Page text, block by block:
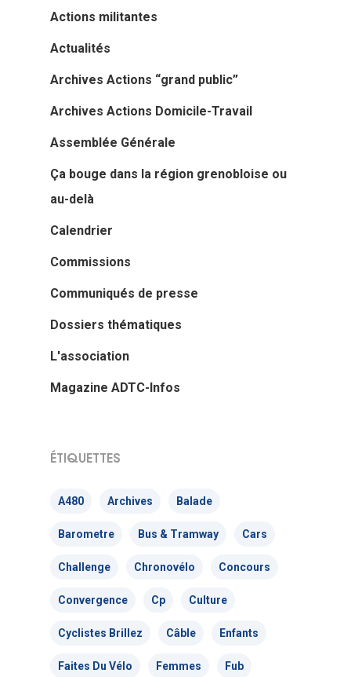
Actions militantes
Actualités
Archives Actions “grand public”
Archives Actions Domicile-Travail
Assemblée Générale
Ça bouge dans la région grenobloise ou
au-delà
Calendrier
Commissions
Communiqués de presse
Dossiers thématiques
L'association
Magazine ADTC-Infos
ÉTIQUETTES
A480 Archives Balade
Barometre Bus & Tramway Cars
Challenge Chronovélo Concours
Convergence Cp Culture
Cyclistes Brillez Câble Enfants
Faites Du Vélo Femmes Fub
Actualités
Actions Grand